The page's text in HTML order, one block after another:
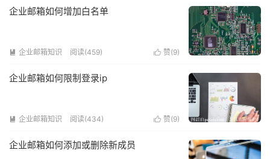
企业邮箱如何增加白名单
 企业邮箱知识 阅读(459)  赞(9)
企业邮箱如何限制登录ip
 企业邮箱知识 阅读(434)  赞(9)
企业邮箱如何添加或删除新成员